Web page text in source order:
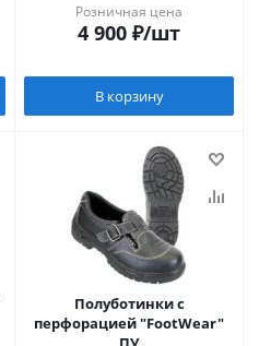
Розничная цена
4 900 ₽/шт
В корзину
Полуботинки с
перфорацией "FootWear"